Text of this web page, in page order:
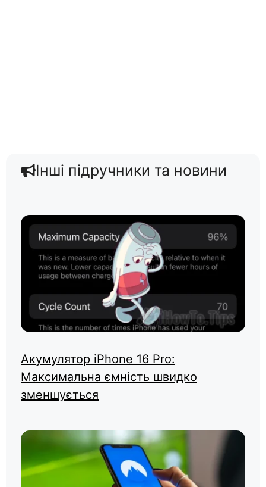
Інші підручники та новини
Акумулятор iPhone 16 Pro:
Максимальна ємність швидко
зменшується